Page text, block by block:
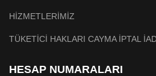
HİZMETLERİMİZ
TÜKETİCİ HAKLARI CAYMA İPTAL
HESAP NUMARALARI